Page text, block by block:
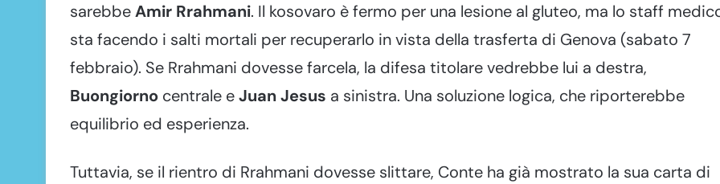
sarebbeAmir Rrahmani. Il kosovaro è fermo per una lesione al gluteo, ma lo staff
sta facendo i salti mortali per recuperarlo in vista della trasferta di Genova (sabato 7
febbraio). Se Rrahmani dovesse farcela, la difesa titolare vedrebbe lui a destra,
Buongiorno centrale eJuan Jesus a sinistra. Una soluzione logica, che riporterebbe
equilibrio ed esperienza.
Tuttavia, se il rientro di Rrahmani dovesse slittare, Conte ha già mostrato la sua carta di